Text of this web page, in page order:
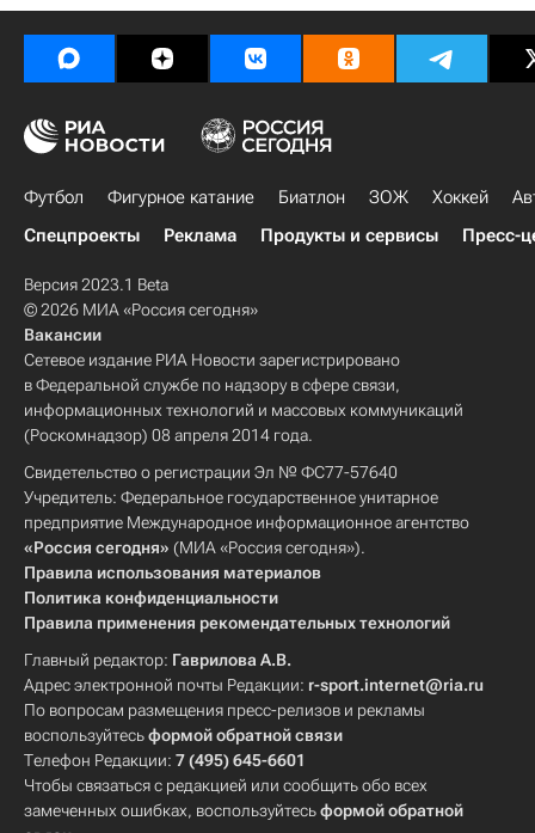
Футбол Фигурное катание Биатлон ЗОЖ Хоккей
Спецпроекты
Реклама Продукты и сервисы Пресс-
Версия 2023.1 Beta
© 2026 МИА «Россия сегодня»
Вакансии
Сетевое издание РИА Новости зарегистрировано
в Федеральной службе по надзору в сфере связи,
информационных технологий и массовых коммуникаций
(Роскомнадзор) 08 апреля 2014 года.
Свидетельство о регистрации Эл № ФС77-57640
Учредитель: Федеральное государственное унитарное
предприятие Международное информационное агентство
«Россия сегодня» (МИА «Россия сегодня»).
Правила использования материалов
Политика конфиденциальности
Правила применения рекомендательных технологий
Главный редактор: Гаврилова А.В.
Адрес электронной почты Редакции: r-sport.internet@ria.ru
По вопросам размещения пресс-релизов и рекламы
воспользуйтесьформой обратной связи
Телефон Редакции: 7 (495) 645-6601
Чтобы связаться с редакцией или сообщить обо всех
замеченных ошибках, воспользуйтесьформой обратной